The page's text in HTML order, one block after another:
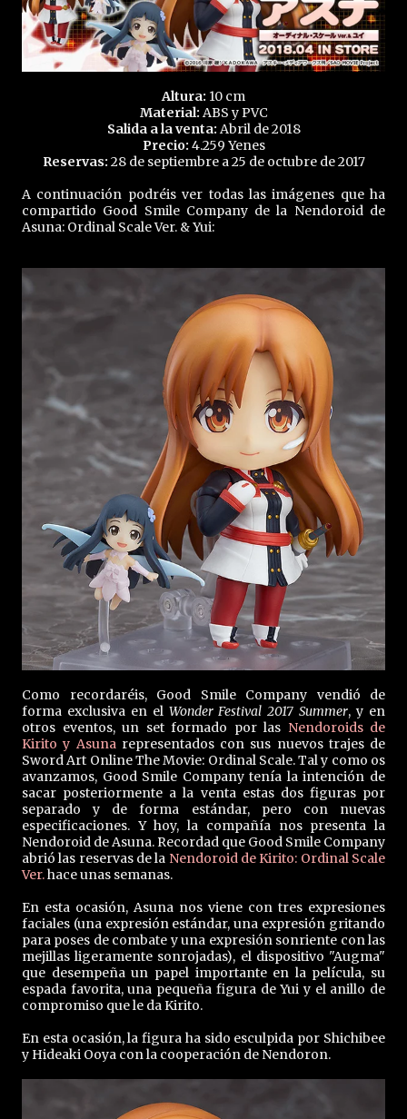
Altura: 10 cm
Material: ABS y PVC
Salida a la venta: Abril de 2018
Precio: 4.259 Yenes
Reservas: 28 de septiembre a 25 de octubre de 2017
A continuación podréis ver todas las imágenes que ha
compartido Good Smile Company de la Nendoroid de
Asuna: Ordinal Scale Ver. & Yui:
Como recordaréis, Good Smile Company vendió de
forma exclusiva en el Wonder Festival 2017 Summer, y en
otros eventos, un set formado por las Nendoroids de
Kirito y Asunarepresentados con sus nuevos trajes de
Sword Art Online The Movie: Ordinal Scale. Tal y como os
avanzamos, Good Smile Company tenía la intención de
sacar posteriormente a la venta estas dos figuras por
separado y de forma estándar, pero con nuevas
especificaciones. Y hoy, la compañía nos presenta la
Nendoroid de Asuna. Recordad que Good Smile Company
abrió las reservas de la Nendoroid de Kirito: Ordinal Scale
Ver.hace unas semanas.
En esta ocasión, Asuna nos viene con tres expresiones
faciales (una expresión estándar, una expresión gritando
para poses de combate y una expresión sonriente con las
mejillas ligeramente sonrojadas), el dispositivo "Augma"
que desempeña un papel importante en la película, su
espada favorita, una pequeña figura de Yui y el anillo de
compromiso que le da Kirito.
En esta ocasión, la figura ha sido esculpida por Shichibee
y Hideaki Ooya con la cooperación de Nendoron.